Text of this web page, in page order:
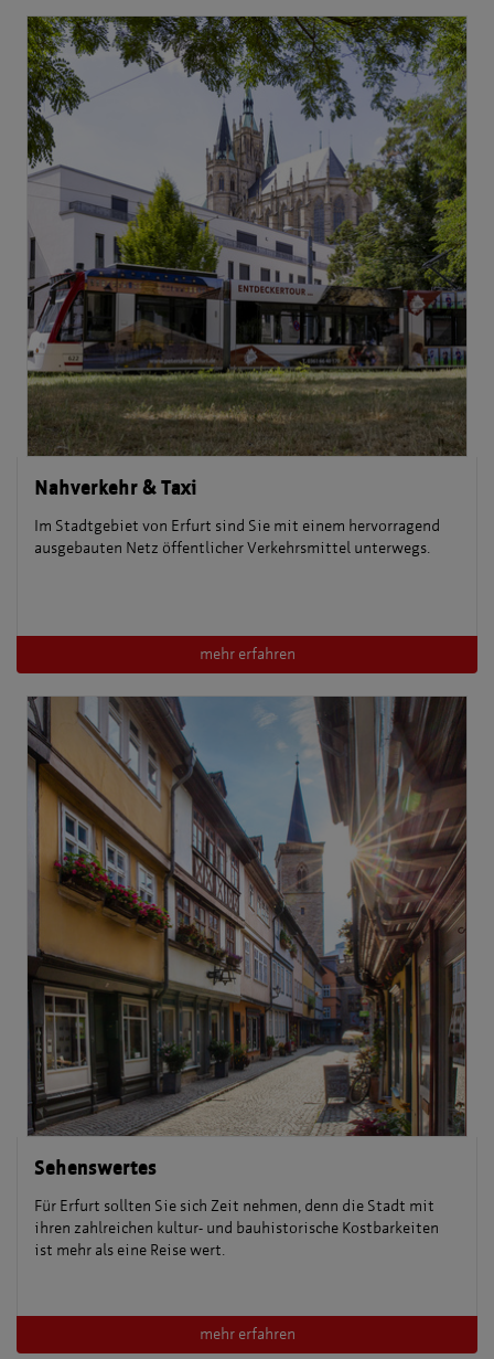
Nahverkehr & Taxi
Im Stadtgebiet von Erfurt sind Sie mit einem hervorragend
ausgebauten Netz öffentlicher Verkehrsmittel unterwegs.
mehr erfahren
Sehenswertes
Für Erfurt sollten Sie sich Zeit nehmen, denn die Stadt mit
ihren zahlreichen kultur- und bauhistorische Kostbarkeiten
ist mehr als eine Reise wert.
mehr erfahren